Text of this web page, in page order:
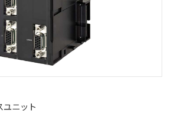
ユニット